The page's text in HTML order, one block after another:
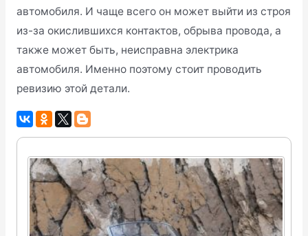
автомобиля. И чаще всего он может выйти из строя
из-за окислившихся контактов, обрыва провода, а
также может быть, неисправна электрика
автомобиля. Именно поэтому стоит проводить
ревизию этой детали.